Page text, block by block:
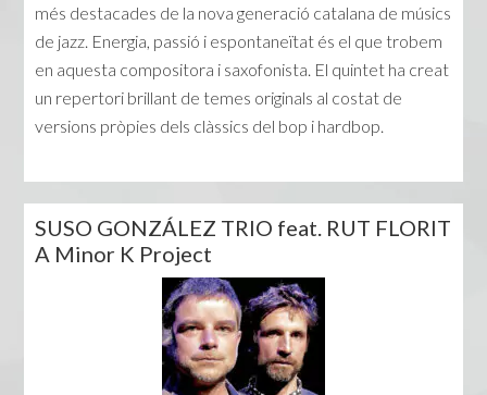
més destacades de la nova generació catalana de músics
de jazz. Energia, passió i espontaneïtat és el que trobem
en aquesta compositora i saxofonista. El quintet ha creat
un repertori brillant de temes originals al costat de
versions pròpies dels clàssics del bop i hardbop.
SUSO GONZÁLEZ TRIO feat. RUT FLORIT
A Minor K Project